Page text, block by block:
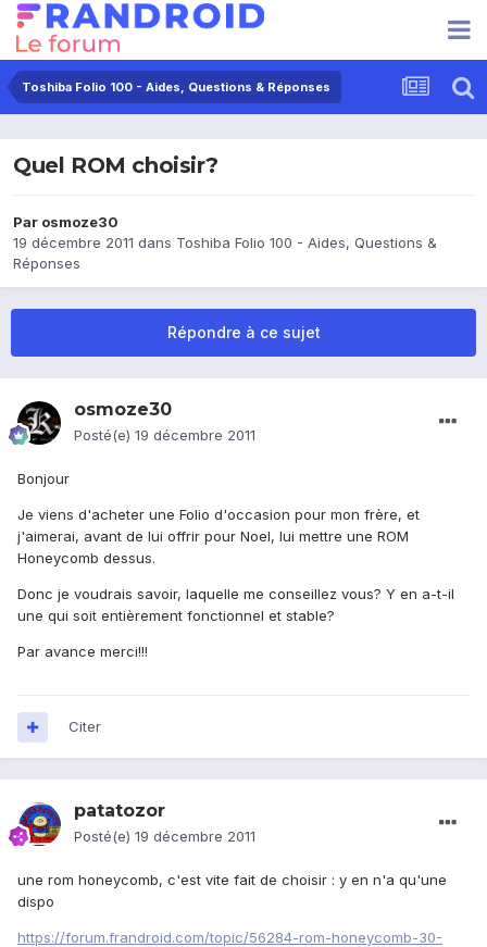
Toshiba Folio 100 - Aides, Questions & Réponses
Quel ROM choisir?
Par osmoze30
19 décembre 2011 dans Toshiba Folio 100 - Aides, Questions &
Réponses
Répondre à ce sujet
osmoze30
Posté(e) 19 décembre 2011
Bonjour
Je viens d'acheter une Folio d'occasion pour mon frère, et
j'aimerai, avant de lui offrir pour Noel, lui mettre une ROM
Honeycomb dessus.
Donc je voudrais savoir, laquelle me conseillez vous? Y en a-t-il
une qui soit entièrement fonctionnel et stable?
Par avance merci!!!
Citer
patatozor
Posté(e) 19 décembre 2011
une rom honeycomb, c'est vite fait de choisir : y en n'a qu'une
dispo
https://forum.frandroid.com/topic/56284-rom-honeycomb-30-